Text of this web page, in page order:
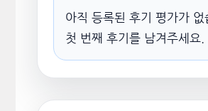
아직 등록된 후기 평가가 없
첫 번째 후기를 남겨주세요.